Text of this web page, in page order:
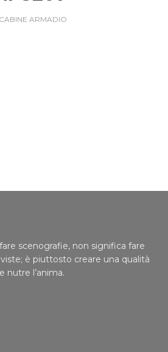
CABINE ARMADIO
scenografie, non significa fare
è piuttosto creare una qualità
nutre l’anima.